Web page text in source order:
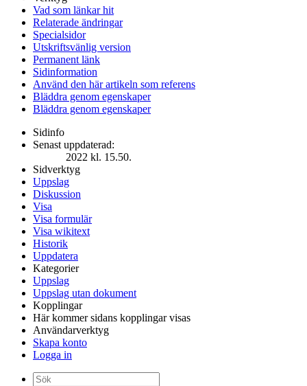
Vad som länkar hit
Relaterade ändringar
Specialsidor
Utskriftsvänlig version
Permanent länk
Sidinformation
Använd den här artikeln som referens
Bläddra genom egenskaper
Bläddra genom egenskaper
Sidinfo
Senast uppdaterad:
2022 kl. 15.50.
Sidverktyg
Uppslag
Diskussion
Visa
Visa formulär
Visa wikitext
Historik
Uppdatera
Kategorier
Uppslag
Uppslag utan dokument
Kopplingar
Här kommer sidans kopplingar visas
Användarverktyg
Skapa konto
Logga in